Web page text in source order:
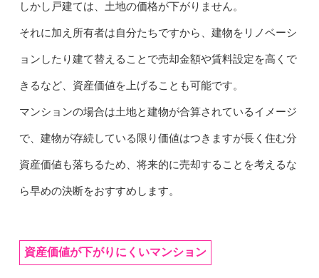
しかし戸建ては、土地の価格が下がりません。
それに加え所有者は自分たちですから、建物をリノベーシ
ョンしたり建て替えることで売却金額や賃料設定を高くで
きるなど、資産価値を上げることも可能です。
マンションの場合は土地と建物が合算されているイメージ
で、建物が存続している限り価値はつきますが長く住む分
資産価値も落ちるため、将来的に売却することを考えるな
ら早めの決断をおすすめします。
資産価値が下がりにくいマンション